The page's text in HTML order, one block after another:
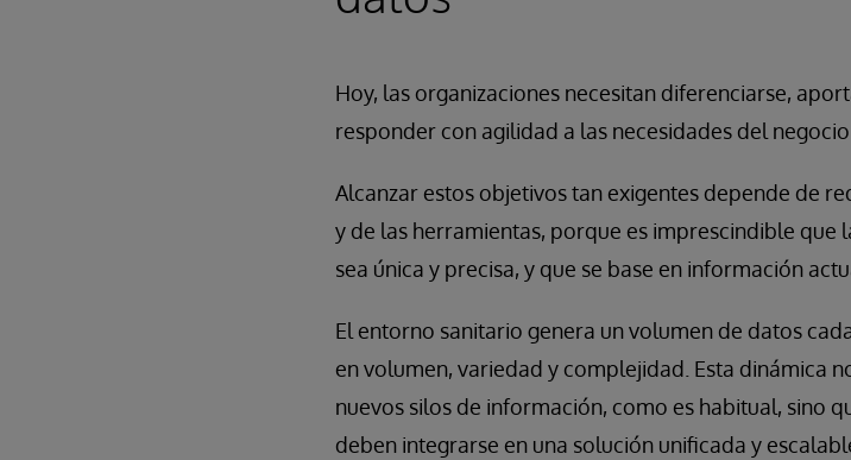
Hoy, las organizaciones necesitan diferenciarse,
responder con agilidad a las necesidades del
Alcanzar estos objetivos tan exigentes depende de
y de las herramientas, porque es imprescindible que
sea única y precisa, y que se base en información
El entorno sanitario genera un volumen de datos
en volumen, variedad y complejidad. Esta dinámica
nuevos silos de información, como es habitual, sino
deben integrarse en una solución unificada y